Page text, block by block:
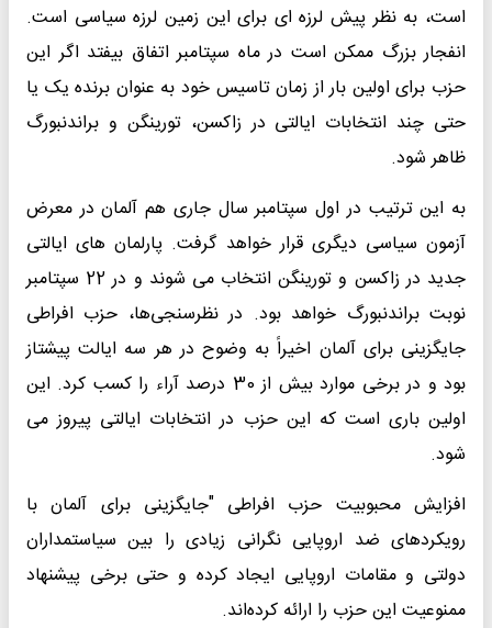
است، به نظر پیش لرزه ای برای این زمین لرزه سیاسی است.
انفجار بزرگ ممکن است در ماه سپتامبر اتفاق بیفتد اگر این
حزب برای اولین بار از زمان تاسیس خود به عنوان برنده یک یا
حتی چند انتخابات ایالتی در زاکسن، تورینگن و براندنبورگ
ظاهر شود.
به این ترتیب در اول سپتامبر سال جاری هم آلمان در معرض
آزمون سیاسی دیگری قرار خواهد گرفت. پارلمان های ایالتی
جدید در زاکسن و تورینگن انتخاب می شوند و در 22 سپتامبر
نوبت براندنبورگ خواهد بود. در نظرسنجی‌ها، حزب افراطی
جایگزینی برای آلمان اخیراً به وضوح در هر سه ایالت پیشتاز
بود و در برخی موارد بیش از 30 درصد آراء را کسب کرد. این
اولین باری است که این حزب در انتخابات ایالتی پیروز می
شود.
افزایش محبوبیت حزب افراطی "جایگزینی برای آلمان با
رویکردهای ضد اروپایی نگرانی زیادی را بین سیاستمداران
دولتی و مقامات اروپایی ایجاد کرده و حتی برخی پیشنهاد
ممنوعیت این حزب را ارائه کرده‌اند.